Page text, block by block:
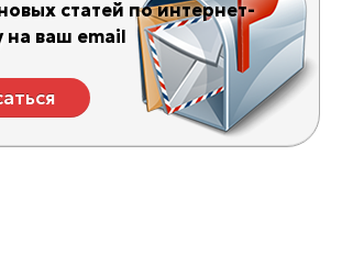
статей по интернет-
на ваш email